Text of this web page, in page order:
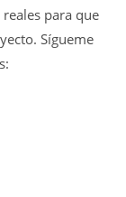
para que
Sígueme